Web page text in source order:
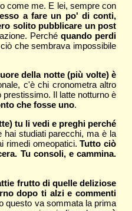
come me. E lei, sempre con
a fare un po' di conti,
solito pubblicare un post
Perchéquando perdi
che sembrava impossibile
della notte (più volte) è
c'è chi cronometra altro
Il latte notturno è
che fosse uno.
tu li vedi e preghi perché
hai studiati parecchi, ma è la
rimedi omeopatici.Tutto ciò
Tu consoli, e cammina.
frutto di quelle deliziose
dopo ti alzi e commenti
questo va sommata la prima